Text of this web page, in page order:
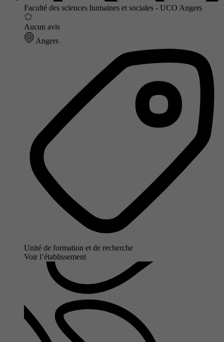
Faculté des sciences humaines et sociales - UCO Angers
Aucun avis
Angers
Unité de formation et de recherche
Voir l’établissement